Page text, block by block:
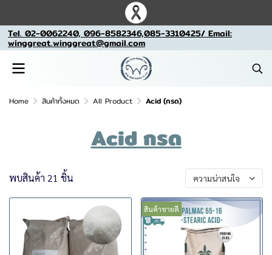
Tel. 02-0062240, 096-8582346,085-3310425/ Email:
winggreat.winggreat@gmail.com
Home สินค้าทั้งหมด All Product Acid (กรด)
Acid กรด
พบสินค้า 21 ชิ้น ความน่าสนใจ
สินค้าขายดี